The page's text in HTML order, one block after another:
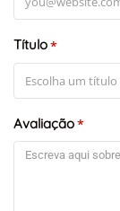
Título*
Avaliação*